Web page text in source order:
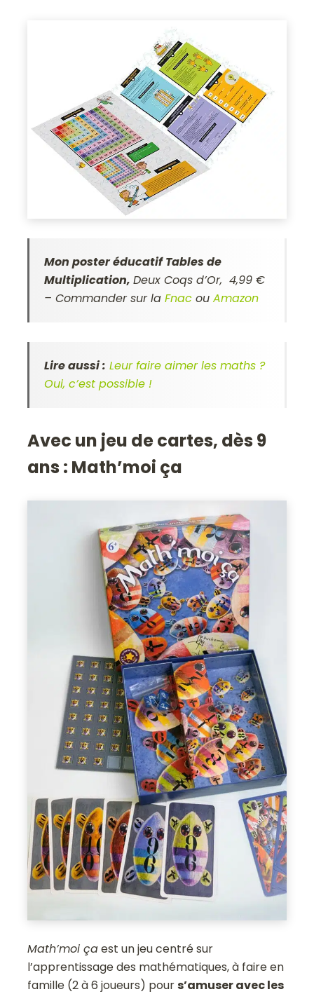
Mon poster éducatif Tables de
Multiplication,Deux Coqs d’Or, 4,99 €
– Commander sur laFnac ouAmazon
Lire aussi : Leur faire aimer les maths ?
Oui, c’est possible !
Avec un jeu de cartes, dès 9
ans : Math’moi ça
Math’moi çaest un jeu centré sur
l’apprentissage des mathématiques, à faire en
famille (2 à 6 joueurs) pours’amuser avec les